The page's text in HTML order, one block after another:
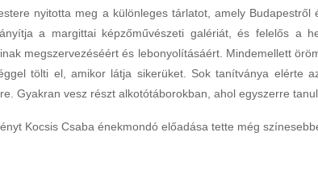
nyitotta meg a különleges tárlatot, amely Budapestről
a margittai képzőművészeti galériát, és felelős a
megszervezéséért és lebonyolításáért. Mindemellett
tölti el, amikor látja sikerüket. Sok tanítványa elérte
Gyakran vesz részt alkotótáborokban, ahol egyszerre tanul
Kocsis Csaba énekmondó előadása tette még